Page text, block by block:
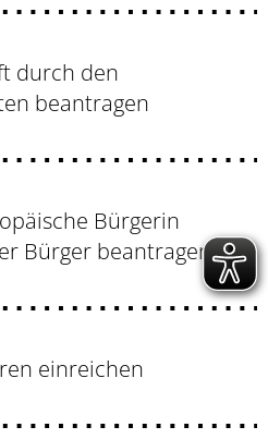
durch den
beantragen
Bürgerin
Bürger beantragen
einreichen